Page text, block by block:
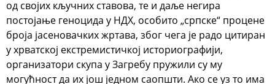
од својих кључних ставова, те и даље негира
постојање геноцида у НДХ, особито „српске“ процене
броја јасеновачких жртава, због чега је радо цитиран
у хрватској екстремистичкој историографији,
организатори скупа у Загребу пружили су му
могућност да их још једном саопшти. Ако се уз то има